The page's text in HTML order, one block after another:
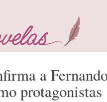
a
protagonistas